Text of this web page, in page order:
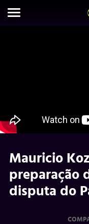
Mauricio
preparação
disputa do